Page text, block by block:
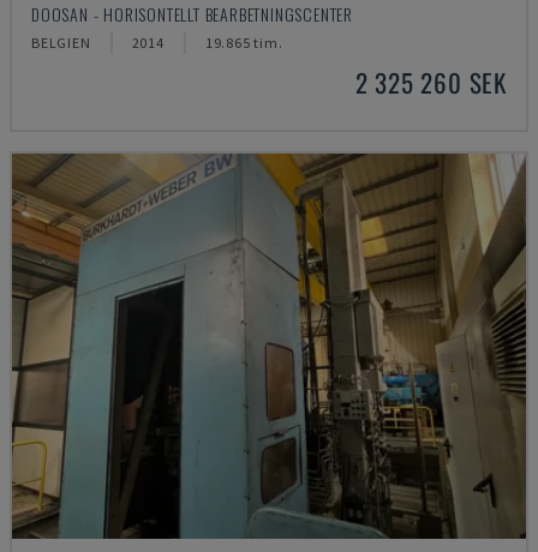
DOOSAN - HORISONTELLT BEARBETNINGSCENTER
BELGIEN 2014 19.865 tim.
2 325 260 SEK